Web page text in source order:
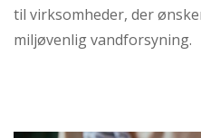
til virksomheder, der
miljøvenlig vandforsyning.